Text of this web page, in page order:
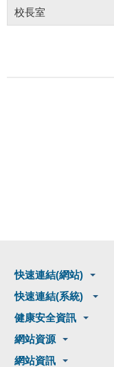
校長室
快速連結(網站)
快速連結(系統)
健康安全資訊
網站資源
網站資訊